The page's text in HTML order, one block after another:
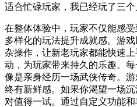
适合忙碌玩家，我已经玩了三
在整体体验中，玩家不仅能感
多样化的玩法提升成就感。游
杂操作，让新老玩家都能快速
动，为玩家带来持久的乐趣。
像是亲身经历一场武侠传奇。
终有新鲜感。如果你渴望一场
对值得一试。通过自定义功能